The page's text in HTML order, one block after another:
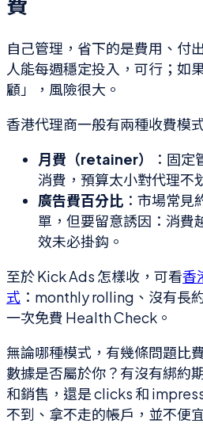
自己管理，省下的是費用、付
人能每週穩定投入，可行；如
顧」，風險很大。
香港代理商一般有兩種收費模
月費（retainer）
：固
消費，預算太小對代理不
廣告費百分比 ：市場常
單，但要留意誘因：消費
效未必掛鈎。
至於 Kick Ads 怎樣收，可看香
式 ：monthly rolling、沒有長
一次免費 Health Check。
無論哪種模式，有幾條問題比
數據是否屬於你？有沒有綁約
和銷售，還是 clicks 和
不到、拿不走的帳戶，並不便